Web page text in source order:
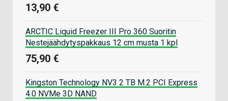
13,90 €
ARCTIC Liquid Freezer III Pro 360 Suoritin
Nestejäähdytyspakkaus 12 cm musta 1 kpl
75,90 €
Kingston Technology NV3 2 TB M.2 PCI Express
4.0 NVMe 3D NAND